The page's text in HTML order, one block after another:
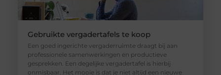
Gebruikte vergadertafels te koop
Een goed ingerichte vergaderruimte draagt bij aan
professionele samenwerkingen en productieve
gesprekken. Een degelijke vergadertafel is hierbij
onmisbaar. Het mooie is dat je niet altijd een nieuwe